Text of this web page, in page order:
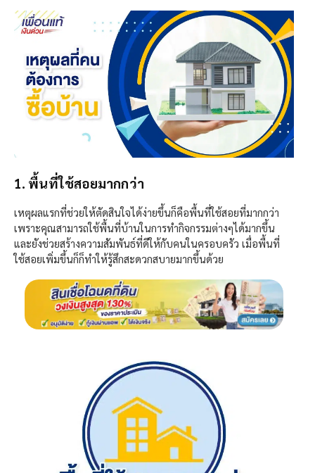
1. พื้นที่ใช้สอยมากกว่า
เหตุผลแรกที่ช่วยให้ตัดสินใจได้ง่ายขึ้นก็คือพื้นที่ใช้สอยที่มากกว่า
เพราะคุณสามารถใช้พื้นที่บ้านในการทำกิจกรรมต่างๆได้มากขึ้น
และยังช่วยสร้างความสัมพันธ์ที่ดีให้กับคนในครอบครัว เมื่อพื้นที่
ใช้สอยเพิ่มขึ้นก็ก็ทำให้รู้สึกสะดวกสบายมากขึ้นด้วย